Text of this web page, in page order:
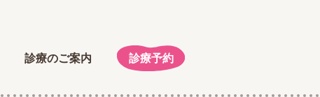
診療のご案内 診療予約